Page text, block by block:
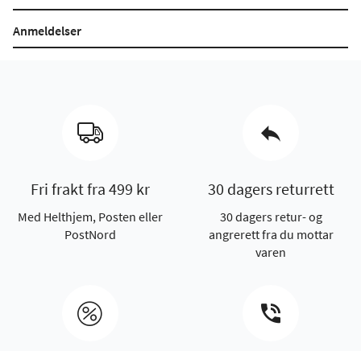
Anmeldelser
Fri frakt fra 499 kr
Med Helthjem, Posten eller
PostNord
30 dagers returrett
30 dagers retur- og
angrerett fra du mottar
varen